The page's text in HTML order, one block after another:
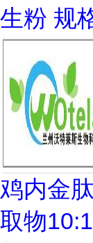
生粉 规
鸡内金
取物